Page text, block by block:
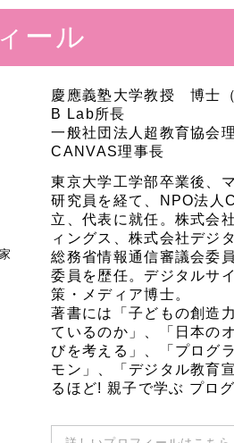
ール
慶應義塾大学教授 博士
B Lab所長
一般社団法人超教育協会
CANVAS理事長
東京大学工学部卒業後、
研究員を経て、NPO法人
立、代表に就任。株式会
ィングス、株式会社デジ
総務省情報通信審議会委
委員を歴任。デジタルサ
策・メディア博士。
著書には「子どもの創造
ているのか」、「日本の
びを考える」、「プログ
モン」、「デジタル教育
るほど! 親子で学ぶ プロ